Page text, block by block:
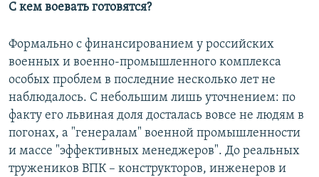
С кем воевать готовятся?
Формально с финансированием у российских
военных и военно-промышленного комплекса
особых проблем в последние несколько лет не
наблюдалось. С небольшим лишь уточнением: по
факту его львиная доля досталась вовсе не людям в
погонах, а "генералам" военной промышленности
и массе "эффективных менеджеров". До реальных
тружеников ВПК – конструкторов, инженеров и